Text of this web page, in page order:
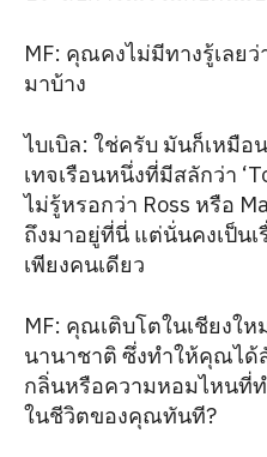
MF: คุณคงไม่มีทางรู้เลย
มาบ้าง
ไบเบิล: ใช่ครับ มันก็เหมื
เทจเรือนหนึ่งที่มีสลักว่า
ไม่รู้หรอกว่า Ross หรือ
ถึงมาอยู่ที่นี่ แต่นั่นคงเป็น
เพียงคนเดียว
MF: คุณเติบโตในเชียงให
นานาชาติ ซึ่งทำให้คุณไ
กลิ่นหรือความหอมไหนที่
ในชีวิตของคุณทันที?